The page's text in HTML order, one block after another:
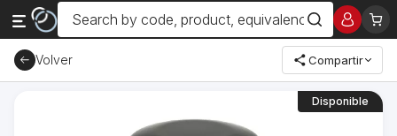
Volver Compartir
Disponible